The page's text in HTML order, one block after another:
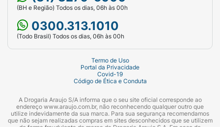
(BH e Região) Todos os dias, 06h às 00h
0300.313.1010
(Todo Brasil) Todos os dias, 06h às 00h
Termo de Uso
Portal da Privacidade
Covid-19
Código de Ética e Conduta
A Drogaria Araujo S/A informa que o seu site oficial corresponde ao
endereço www.araujo.com.br, não reconhecendo qualquer outro que
utilize indevidamente da sua marca. Para sua segurança recomendamos
que não sejam realizadas compras em sites desconhecidos que se utilizem